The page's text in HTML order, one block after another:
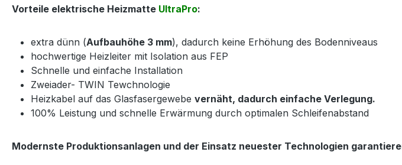
Vorteile elektrische Heizmatte UltraPro:
extra dünn (Aufbauhöhe 3 mm), dadurch keine Erhöhung des Bodenniveaus
hochwertige Heizleiter mit Isolation aus FEP
Schnelle und einfache Installation
Zweiader- TWIN Tewchnologie
Heizkabel auf das Glasfasergewebe vernäht, dadurch einfache Verlegung.
100% Leistung und schnelle Erwärmung durch optimalen Schleifenabstand
Modernste Produktionsanlagen und der Einsatz neuester Technologien